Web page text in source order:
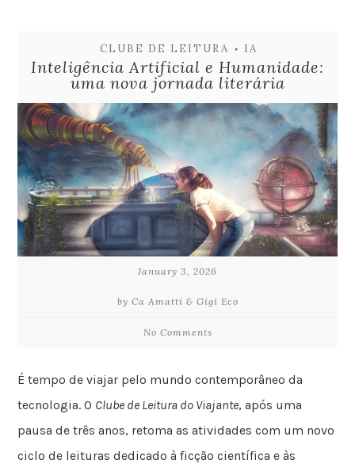
CLUBE DE LEITURA • IA
Inteligência Artificial e Humanidade:
uma nova jornada literária
January 3, 2026
by Ca Amatti & Gigi Eco
No Comments
É tempo de viajar pelo mundo contemporâneo da
tecnologia. O Clube de Leitura do Viajante, após uma
pausa de três anos, retoma as atividades com um novo
ciclo de leituras dedicado à ficção científica e às